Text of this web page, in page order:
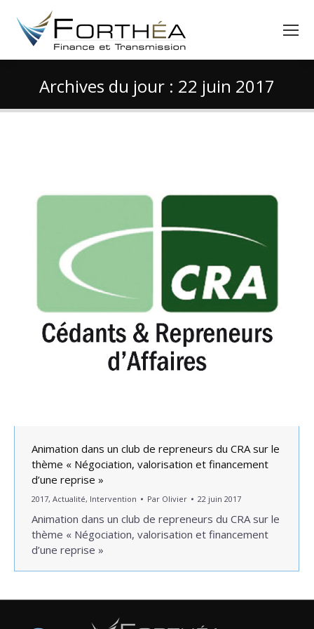
Archives du jour : 22 juin 2017
Vous êtes ici :
Animation dans un club de repreneurs du CRA sur le
thème « Négociation, valorisation et financement
d’une reprise »
2017, Actualité, Intervention Par Olivier 22 juin 2017
Animation dans un club de repreneurs du CRA sur le
thème « Négociation, valorisation et financement
d’une reprise »